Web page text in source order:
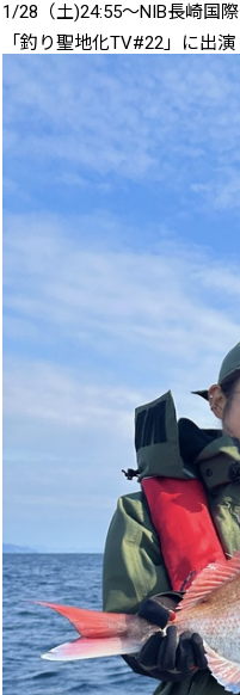
1/28（土)24:55〜NIB長崎国
「釣り聖地化TV#22」 に出演